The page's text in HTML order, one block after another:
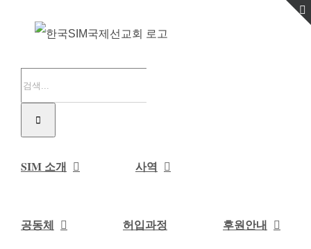
검
색
SIM 소개 사역
공동체 허입과정 후원안내